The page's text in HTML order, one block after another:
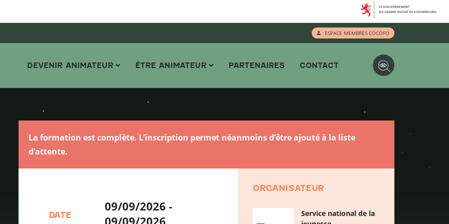
ESPACE MEMBRES COCOFO
DEVENIR ANIMATEUR ÊTRE ANIMATEUR PARTENAIRES CONTACT
La formation est complète. L’inscription permet néanmoins d’être ajouté à la liste
d’attente.
DATE
09/09/2026 -
09/09/2026
ORGANISATEUR
Service national de la